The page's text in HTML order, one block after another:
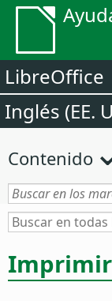
LibreOffice
Inglés (EE.
Contenido
Imprimir